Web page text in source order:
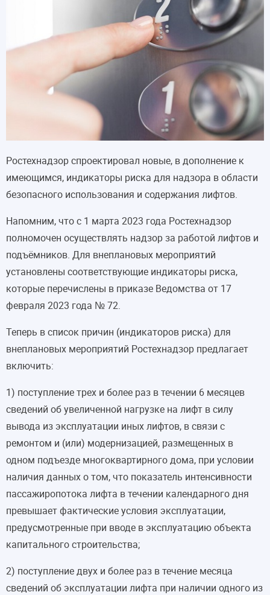
Ростехнадзор спроектировал новые, в дополнение к
имеющимся, индикаторы риска для надзора в области
безопасного использования и содержания лифтов.
Напомним, что с 1 марта 2023 года Ростехнадзор
полномочен осуществлять надзор за работой лифтов и
подъёмников. Для внеплановых мероприятий
установлены соответствующие индикаторы риска,
которые перечислены в приказе Ведомства от 17
февраля 2023 года № 72.
Теперь в список причин (индикаторов риска) для
внеплановых мероприятий Ростехнадзор предлагает
включить:
1) поступление трех и более раз в течении 6 месяцев
сведений ‎об увеличенной нагрузке на лифт в силу
вывода из эксплуатации иных лифтов, ‎в связи с
ремонтом и (или) модернизацией, размещенных в
одном подъезде многоквартирного дома, при условии
наличия данных о том, что показатель интенсивности
пассажиропотока лифта в течении календарного дня
превышает фактические условия эксплуатации,
предусмотренные при вводе в эксплуатацию объекта
капитального строительства;
2) поступление двух и более раз в течение месяца
сведений об эксплуатации лифта при наличии одного из